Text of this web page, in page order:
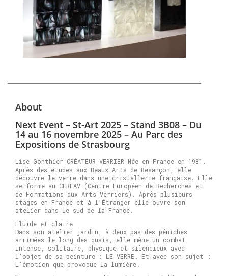
About
Next Event – St-Art 2025 – Stand 3B08 – Du
14 au 16 novembre 2025 – Au Parc des
Expositions de Strasbourg
Lise Gonthier CRÉATEUR VERRIER Née en France en 1981.
Après des études aux Beaux-Arts de Besançon, elle
découvre le verre dans une cristallerie française. Elle
se forme au CERFAV (Centre Européen de Recherches et
de Formations aux Arts Verriers). Après plusieurs
stages en France et à l’Étranger elle ouvre son
atelier dans le sud de la France.
Fluide et claire
Dans son atelier jardin, à deux pas des péniches
arrimées le long des quais, elle mène un combat
intense, solitaire, physique et silencieux avec
l’objet de sa peinture : LE VERRE. Et avec son sujet :
L’émotion que provoque la lumière.